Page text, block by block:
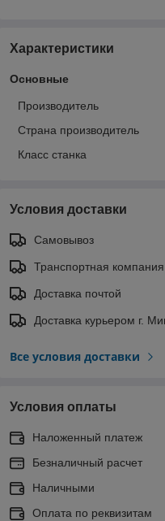
Характеристики
Основные
Производитель
Страна производитель
Класс станка
Условия доставки
Самовывоз
Транспортная компания
Доставка почтой
Доставка курьером г.
Все условия доставки
Условия оплаты
Наложенный платеж
Безналичный расчет
Наличными
Оплата по реквизитам